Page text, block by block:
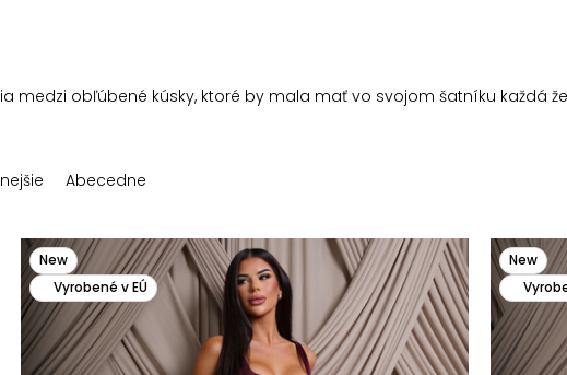
medzi obľúbené kúsky, ktoré by mala mať vo svojom šatníku každá
Abecedne
New
Vyrobené v EÚ
New